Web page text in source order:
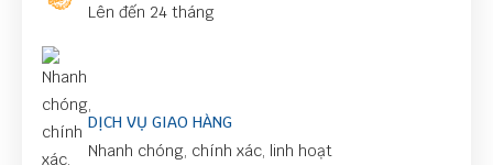
Lên đến 24 tháng
DỊCH VỤ GIAO HÀNG
Nhanh chóng, chính xác, linh hoạt